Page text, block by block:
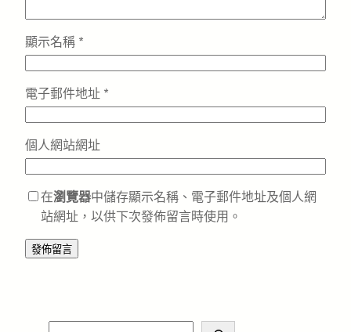
顯示名稱 *
電子郵件地址 *
個人網站網址
在瀏覽器中儲存顯示名稱、電子郵件地址及個人網
站網址，以供下次發佈留言時使用。